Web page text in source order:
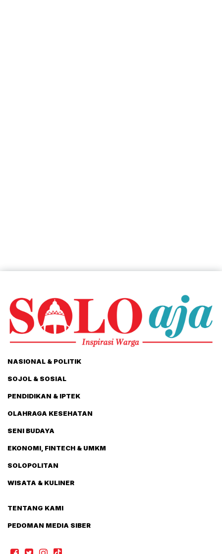
NASIONAL & POLITIK
SOJOL & SOSIAL
PENDIDIKAN & IPTEK
OLAHRAGA KESEHATAN
SENI BUDAYA
EKONOMI, FINTECH & UMKM
SOLOPOLITAN
WISATA & KULINER
TENTANG KAMI
PEDOMAN MEDIA SIBER